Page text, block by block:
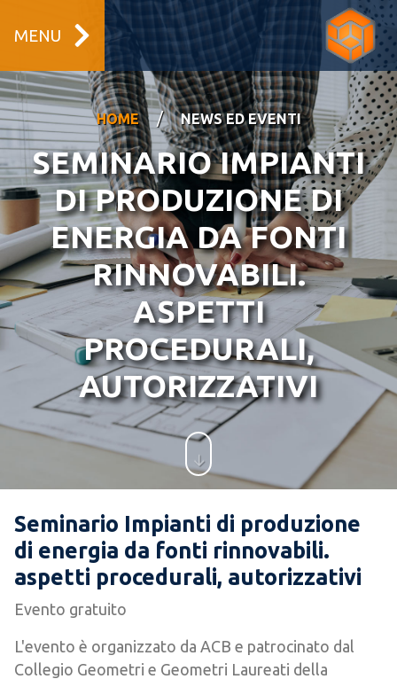
MENU
HOME / NEWS ED EVENTI
SEMINARIO IMPIANTI
DI PRODUZIONE DI
ENERGIA DA FONTI
RINNOVABILI.
ASPETTI
PROCEDURALI,
AUTORIZZATIVI
Seminario Impianti di produzione
di energia da fonti rinnovabili.
aspetti procedurali, autorizzativi
Evento gratuito
L'evento è organizzato da ACB e patrocinato dal
Collegio Geometri e Geometri Laureati della